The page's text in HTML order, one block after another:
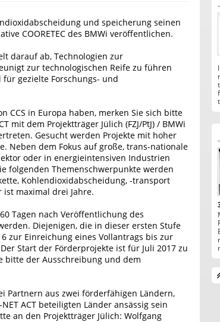
und speicherung seinen
COORETEC des BMWi veröffentlichen.
darauf ab, Technologien zur
zur technologischen Reife zu führen
gezielte Forschungs- und
CCS in Europa haben, merken Sie sich bitte
mit dem Projektträger Jülich (FZJ/PtJ) / BMWi
Gesucht werden Projekte mit hoher
Neben dem Fokus auf große, trans-nationale
oder in energieintensiven Industrien
folgenden Themenschwerpunkte werden
Kohlendioxidabscheidung, -transport
maximal drei Jahre.
Tagen nach Veröffentlichung des
Diejenigen, die in dieser ersten Stufe
zur Einreichung eines Vollantrags bis zur
Start der Förderprojekte ist für Juli 2017 zu
bitte der Ausschreibung und dem
Partnern aus zwei förderfähigen Ländern,
ACT beteiligten Länder ansässig sein
an den Projektträger Jülich: Wolfgang